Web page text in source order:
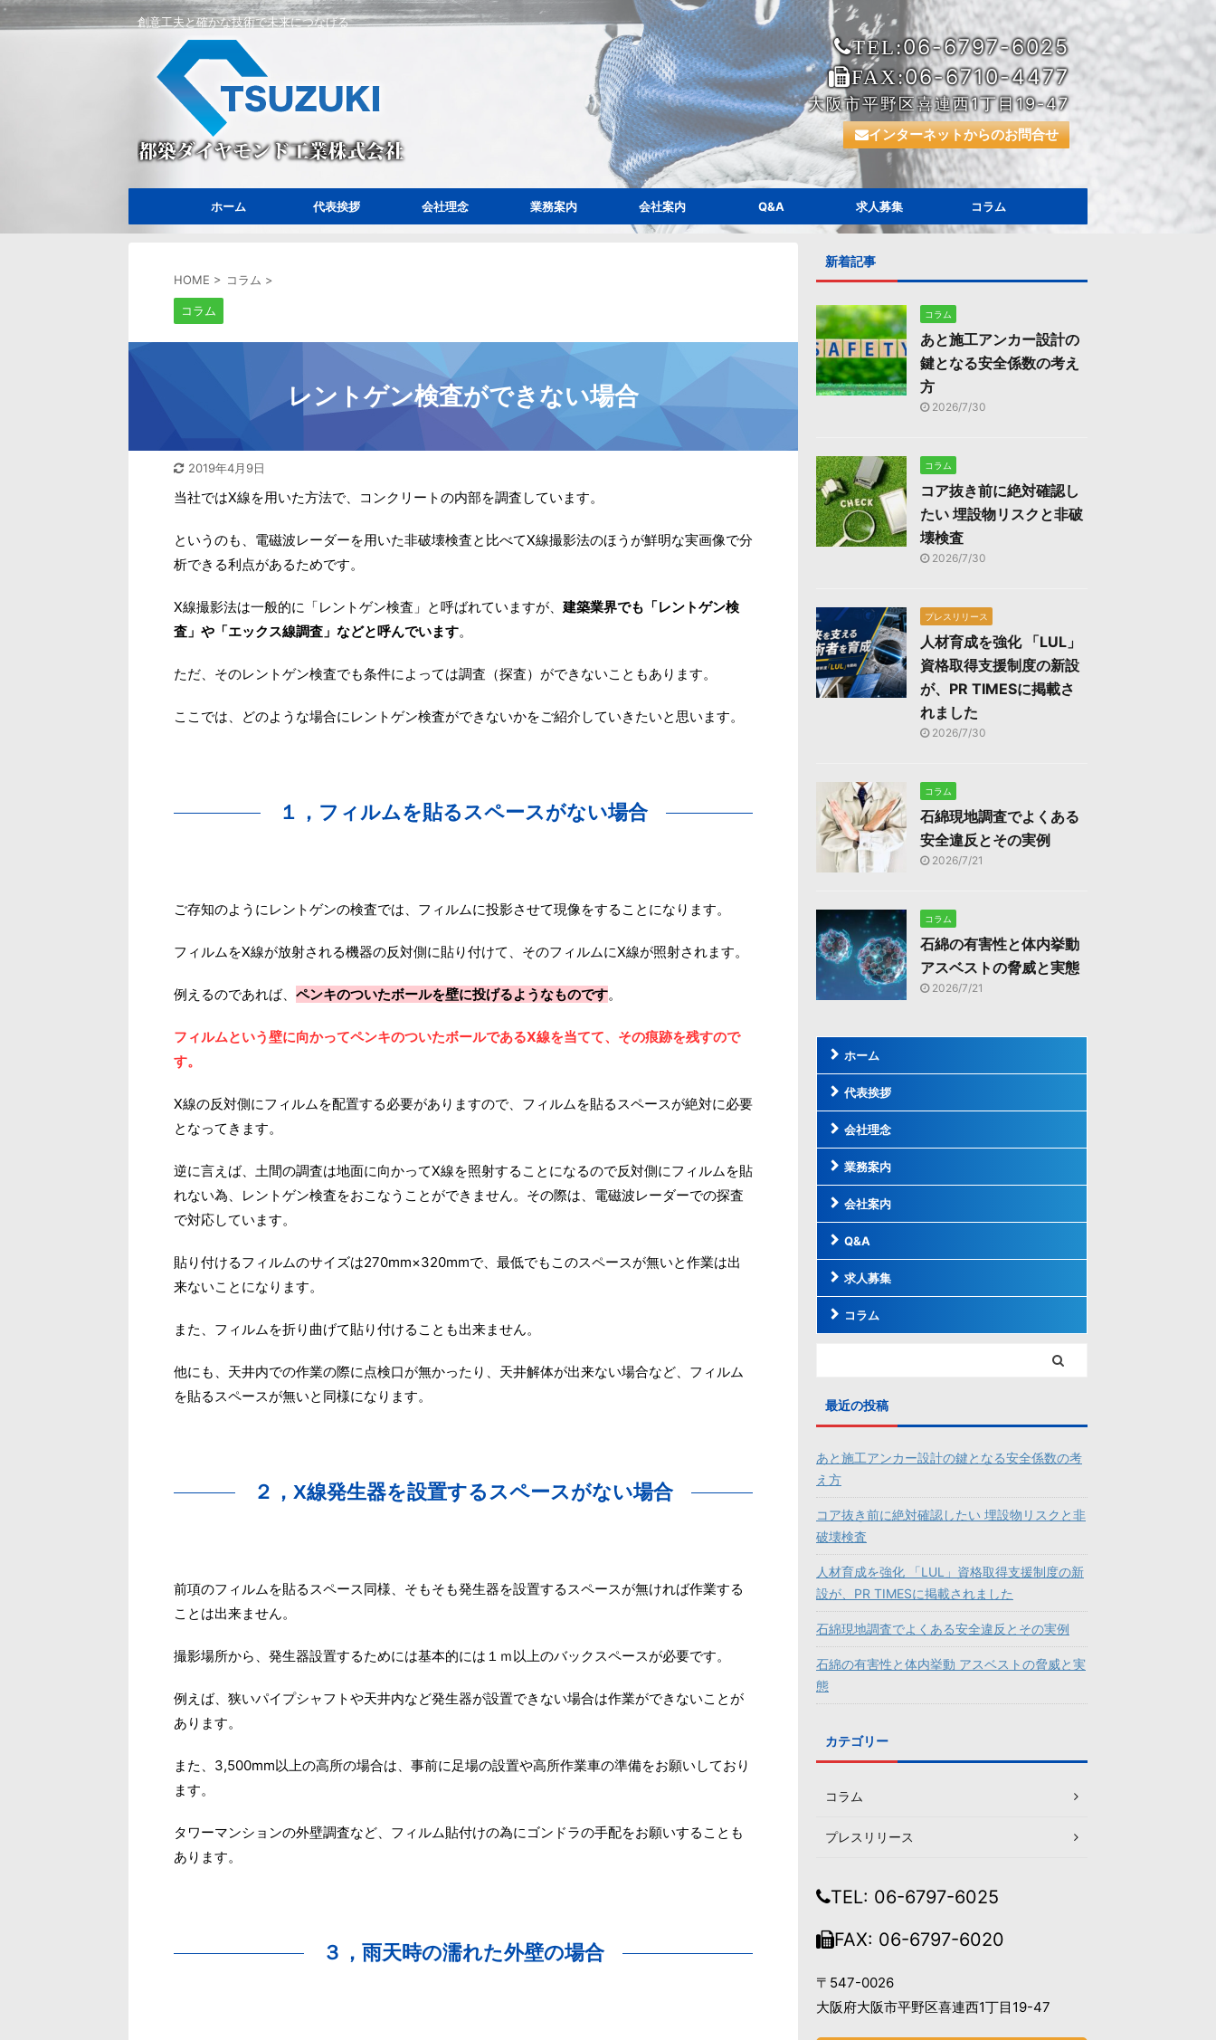
創意工夫と確かな技術で未来につなげる
TEL:06-6797-6025
FAX:06-6710-4477
大阪市平野区喜連西1丁目19-47
インターネットからのお問合せ
ホーム 代表挨拶 会社理念 業務案内 会社案内 Q&A 求人募集 コラム
HOME > コラム >
コラム
レントゲン検査ができない場合
2019年4月9日
当社ではX線を用いた方法で、コンクリートの内部を調査しています。
というのも、電磁波レーダーを用いた非破壊検査と比べてX線撮影法のほうが鮮明な実画像で分
析できる利点があるためです。
X線撮影法は一般的に「レントゲン検査」と呼ばれていますが、 建築業界でも「レントゲン検
査」や「エックス線調査」などと呼んでいます。
ただ、そのレントゲン検査でも条件によっては調査（探査）ができないこともあります。
ここでは、どのような場合にレントゲン検査ができないかをご紹介していきたいと思います。
１，フィルムを貼るスペースがない場合
ご存知のようにレントゲンの検査では、フィルムに投影させて現像をすることになります。
フィルムをX線が放射される機器の反対側に貼り付けて、そのフィルムにX線が照射されます。
例えるのであれば、 ペンキのついたボールを壁に投げるようなものです。
フィルムという壁に向かってペンキのついたボールであるX線を当てて、その痕跡を残すので
す。
X線の反対側にフィルムを配置する必要がありますので、フィルムを貼るスペースが絶対に必要
となってきます。
逆に言えば、土間の調査は地面に向かってX線を照射することになるので反対側にフィルムを貼
れない為、レントゲン検査をおこなうことができません。その際は、電磁波レーダーでの探査
で対応しています。
貼り付けるフィルムのサイズは270mm×320mmで、最低でもこのスペースが無いと作業は出
来ないことになります。
また、フィルムを折り曲げて貼り付けることも出来ません。
他にも、天井内での作業の際に点検口が無かったり、天井解体が出来ない場合など、フィルム
を貼るスペースが無いと同様になります。
２，X線発生器を設置するスペースがない場合
前項のフィルムを貼るスペース同様、そもそも発生器を設置するスペースが無ければ作業する
ことは出来ません。
撮影場所から、発生器設置するためには基本的には１ｍ以上のバックスペースが必要です。
例えば、狭いパイプシャフトや天井内など発生器が設置できない場合は作業ができないことが
あります。
また、3,500mm以上の高所の場合は、事前に足場の設置や高所作業車の準備をお願いしており
ます。
タワーマンションの外壁調査など、フィルム貼付けの為にゴンドラの手配をお願いすることも
あります。
３，雨天時の濡れた外壁の場合
新着記事
コラム
あと施工アンカー設計の
鍵となる安全係数の考え
方
2026/7/30
コラム
コア抜き前に絶対確認し
たい 埋設物リスクと非破
壊検査
2026/7/30
プレスリリース
人材育成を強化 「LUL」
資格取得支援制度の新設
が、PR TIMESに掲載さ
れました
2026/7/30
コラム
石綿現地調査でよくある
安全違反とその実例
2026/7/21
コラム
石綿の有害性と体内挙動
アスベストの脅威と実態
2026/7/21
ホーム
代表挨拶
会社理念
業務案内
会社案内
Q&A
求人募集
コラム
最近の投稿
あと施工アンカー設計の鍵となる安全係数の考
え方
コア抜き前に絶対確認したい 埋設物リスクと非
破壊検査
人材育成を強化 「LUL」資格取得支援制度の新
設が、PR TIMESに掲載されました
石綿現地調査でよくある安全違反とその実例
石綿の有害性と体内挙動 アスベストの脅威と実
態
カテゴリー
コラム
プレスリリース
TEL: 06-6797-6025
FAX: 06-6797-6020
〒547-0026
大阪府大阪市平野区喜連西1丁目19-47